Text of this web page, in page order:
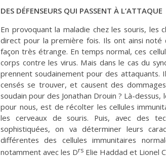
DES DÉFENSEURS QUI PASSENT À L’ATTAQUE
En provoquant la maladie chez les souris, les
direct pour la première fois. Ils ont ainsi noté
façon très étrange. En temps normal, ces
corps contre les virus. Mais dans le cas du
prennent soudainement pour des attaquants.
censés se trouver, et causent des
soudain pour des Jonathan Drouin ? Là-
pour nous, est de récolter les cellules
les cerveaux de souris. Puis, avec des
sophistiquées, on va déterminer leurs
différentes des cellules immunitaires
notamment avec les Drs Elie Haddad et Lionel